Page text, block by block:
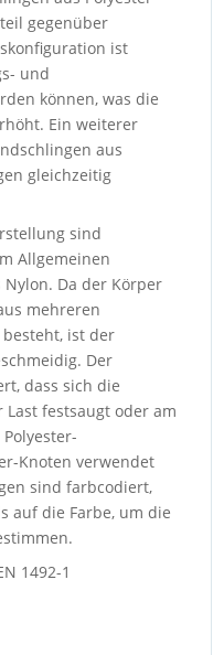
gegenüber
ist
und
können, was die
Ein weiterer
aus
gleichzeitig
sind
Allgemeinen
Da der Körper
mehreren
ist der
Der
dass sich die
Last festsaugt oder am
Knoten verwendet
sind farbcodiert,
auf die Farbe, um die
1492-1